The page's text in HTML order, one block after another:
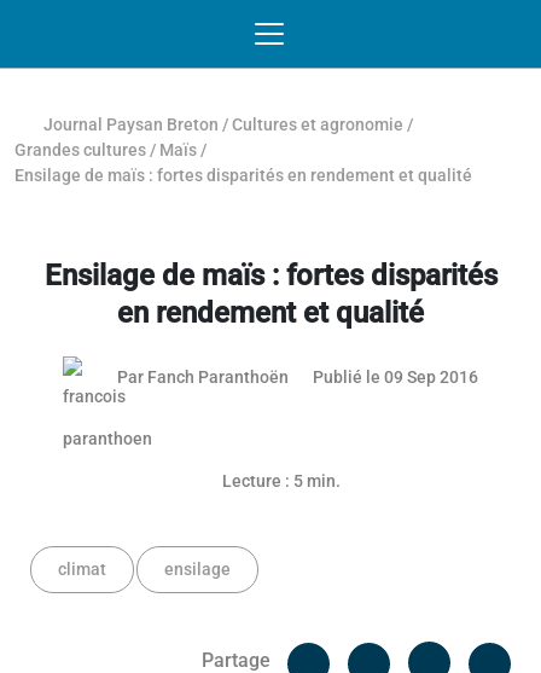
Journal Paysan Breton /Cultures et agronomie /
Grandes cultures / Maïs /
Ensilage de maïs : fortes disparités en rendement et qualité
Ensilage de maïs : fortes disparités
en rendement et qualité
Par Fanch Paranthoën Publié le 09 Sep 201609
Lecture : 5 min.
climat ensilage
Partage
Facebook